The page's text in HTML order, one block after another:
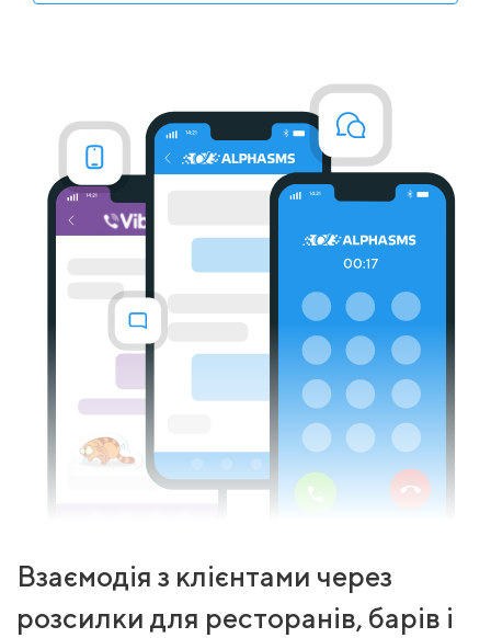
Взаємодія з клієнтами через
розсилки для ресторанів, барів і